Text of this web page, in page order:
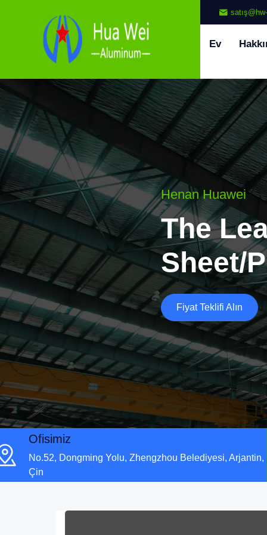
Ev
Henan Huawei
The
Sheet/
Fiyat Teklifi Alın
Ofisimiz
No.52, Dongming Yolu, Zhengzhou Belediyesi, Arjantin,
Çin